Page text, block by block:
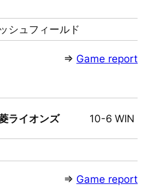
シュフィールド
⇒ Game report
ライオンズ 10-6 WIN
⇒ Game report